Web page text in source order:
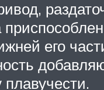
его
плавучести.